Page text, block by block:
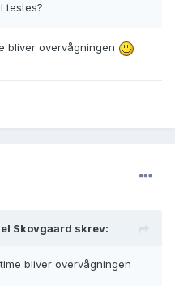
testes?
bliver overvågningen
Skovgaard skrev:
bliver overvågningen